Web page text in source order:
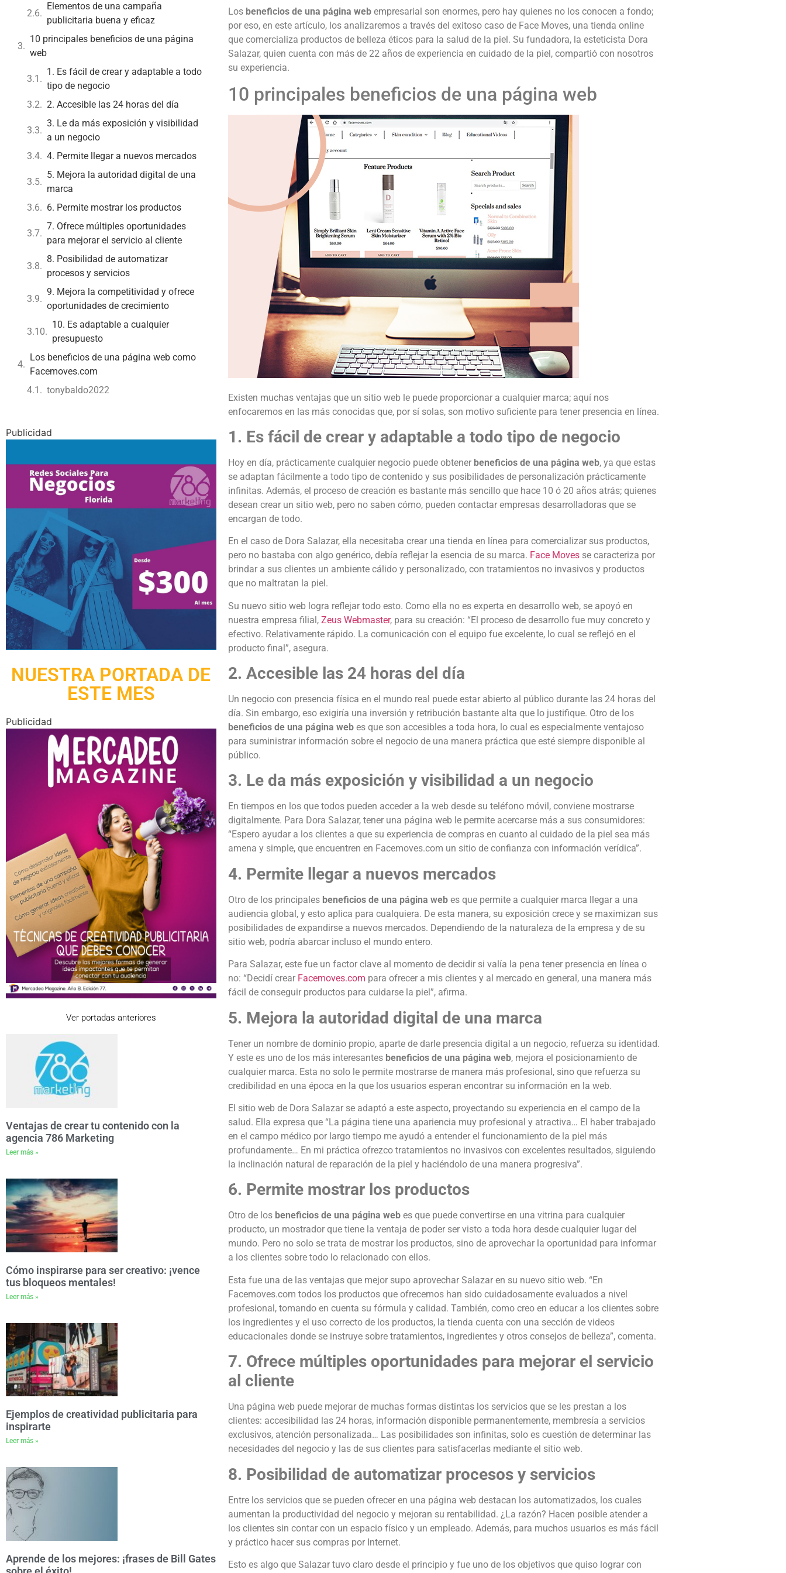
Elementos de una campaña
publicitaria buena y eficaz
10 principales beneficios de una página
web
1. Es fácil de crear y adaptable a todo
tipo de negocio
2. Accesible las 24 horas del día
3. Le da más exposición y visibilidad
a un negocio
4. Permite llegar a nuevos mercados
5. Mejora la autoridad digital de una
marca
6. Permite mostrar los productos
7. Ofrece múltiples oportunidades
para mejorar el servicio al cliente
8. Posibilidad de automatizar
procesos y servicios
9. Mejora la competitividad y ofrece
oportunidades de crecimiento
10. Es adaptable a cualquier
presupuesto
Los beneficios de una página web como
Facemoves.com
tonybaldo2022
Publicidad
NUESTRA PORTADA DE
ESTE MES
Publicidad
Ver portadas anteriores
Ventajas de crear tu contenido con la
agencia 786 Marketing
Leer más »
Cómo inspirarse para ser creativo: ¡vence
tus bloqueos mentales!
Leer más »
Ejemplos de creatividad publicitaria para
inspirarte
Leer más »
Aprende de los mejores: ¡frases de Bill Gates
Los beneficios de una página webempresarial son enormes, pero hay quienes no los conocen a fondo;
por eso, en este artículo, los analizaremos a través del exitoso caso de Face Moves, una tienda online
que comercializa productos de belleza éticos para la salud de la piel. Su fundadora, la esteticista Dora
Salazar, quien cuenta con más de 22 años de experiencia en cuidado de la piel, compartió con nosotros
su experiencia.
10 principales beneficios de una página web
Existen muchas ventajas que un sitio web le puede proporcionar a cualquier marca; aquí nos
enfocaremos en las más conocidas que, por sí solas, son motivo suficiente para tener presencia en línea.
1. Es fácil de crear y adaptable a todo tipo de negocio
Hoy en día, prácticamente cualquier negocio puede obtener beneficios de una página web, ya que estas
se adaptan fácilmente a todo tipo de contenido y sus posibilidades de personalización prácticamente
infinitas. Además, el proceso de creación es bastante más sencillo que hace 10 ó 20 años atrás; quienes
desean crear un sitio web, pero no saben cómo, pueden contactar empresas desarrolladoras que se
encargan de todo.
En el caso de Dora Salazar, ella necesitaba crear una tienda en línea para comercializar sus productos,
pero no bastaba con algo genérico, debía reflejar la esencia de su marca. Face Movesse caracteriza por
brindar a sus clientes un ambiente cálido y personalizado, con tratamientos no invasivos y productos
que no maltratan la piel.
Su nuevo sitio web logra reflejar todo esto. Como ella no es experta en desarrollo web, se apoyó en
nuestra empresa filial, Zeus Webmaster, para su creación: “El proceso de desarrollo fue muy concreto y
efectivo. Relativamente rápido. La comunicación con el equipo fue excelente, lo cual se reflejó en el
producto final”, asegura.
2. Accesible las 24 horas del día
Un negocio con presencia física en el mundo real puede estar abierto al público durante las 24 horas del
día. Sin embargo, eso exigiría una inversión y retribución bastante alta que lo justifique. Otro de los
beneficios de una página webes que son accesibles a toda hora, lo cual es especialmente ventajoso
para suministrar información sobre el negocio de una manera práctica que esté siempre disponible al
público.
3. Le da más exposición y visibilidad a un negocio
En tiempos en los que todos pueden acceder a la web desde su teléfono móvil, conviene mostrarse
digitalmente. Para Dora Salazar, tener una página web le permite acercarse más a sus consumidores:
“Espero ayudar a los clientes a que su experiencia de compras en cuanto al cuidado de la piel sea más
amena y simple, que encuentren en Facemoves.com un sitio de confianza con información verídica”.
4. Permite llegar a nuevos mercados
Otro de los principales beneficios de una página webes que permite a cualquier marca llegar a una
audiencia global, y esto aplica para cualquiera. De esta manera, su exposición crece y se maximizan sus
posibilidades de expandirse a nuevos mercados. Dependiendo de la naturaleza de la empresa y de su
sitio web, podría abarcar incluso el mundo entero.
Para Salazar, este fue un factor clave al momento de decidir si valía la pena tener presencia en línea o
no: “Decidí crear Facemoves.com para ofrecer a mis clientes y al mercado en general, una manera más
fácil de conseguir productos para cuidarse la piel”, afirma.
5. Mejora la autoridad digital de una marca
Tener un nombre de dominio propio, aparte de darle presencia digital a un negocio, refuerza su identidad.
Y este es uno de los más interesantes beneficios de una página web, mejora el posicionamiento de
cualquier marca. Esta no solo le permite mostrarse de manera más profesional, sino que refuerza su
credibilidad en una época en la que los usuarios esperan encontrar su información en la web.
El sitio web de Dora Salazar se adaptó a este aspecto, proyectando su experiencia en el campo de la
salud. Ella expresa que “La página tiene una apariencia muy profesional y atractiva… El haber trabajado
en el campo médico por largo tiempo me ayudó a entender el funcionamiento de la piel más
profundamente… En mi práctica ofrezco tratamientos no invasivos con excelentes resultados, siguiendo
la inclinación natural de reparación de la piel y haciéndolo de una manera progresiva”.
6. Permite mostrar los productos
Otro de los beneficios de una página webes que puede convertirse en una vitrina para cualquier
producto, un mostrador que tiene la ventaja de poder ser visto a toda hora desde cualquier lugar del
mundo. Pero no solo se trata de mostrar los productos, sino de aprovechar la oportunidad para informar
a los clientes sobre todo lo relacionado con ellos.
Esta fue una de las ventajas que mejor supo aprovechar Salazar en su nuevo sitio web. “En
Facemoves.com todos los productos que ofrecemos han sido cuidadosamente evaluados a nivel
profesional, tomando en cuenta su fórmula y calidad. También, como creo en educar a los clientes sobre
los ingredientes y el uso correcto de los productos, la tienda cuenta con una sección de videos
educacionales donde se instruye sobre tratamientos, ingredientes y otros consejos de belleza”, comenta.
7. Ofrece múltiples oportunidades para mejorar el servicio
al cliente
Una página web puede mejorar de muchas formas distintas los servicios que se les prestan a los
clientes: accesibilidad las 24 horas, información disponible permanentemente, membresía a servicios
exclusivos, atención personalizada… Las posibilidades son infinitas, solo es cuestión de determinar las
necesidades del negocio y las de sus clientes para satisfacerlas mediante el sitio web.
8. Posibilidad de automatizar procesos y servicios
Entre los servicios que se pueden ofrecer en una página web destacan los automatizados, los cuales
aumentan la productividad del negocio y mejoran su rentabilidad. ¿La razón? Hacen posible atender a
los clientes sin contar con un espacio físico y un empleado. Además, para muchos usuarios es más fácil
y práctico hacer sus compras por Internet.
Esto es algo que Salazar tuvo claro desde el principio y fue uno de los objetivos que quiso lograr con